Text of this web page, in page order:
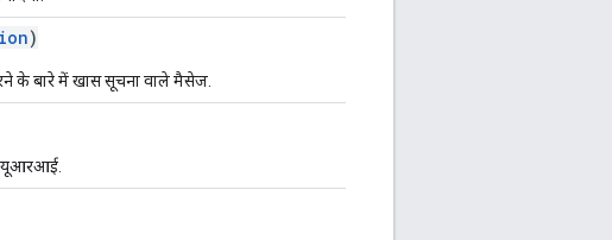
)
के बारे में खास सूचना वाले मैसेज.
यूआरआई.